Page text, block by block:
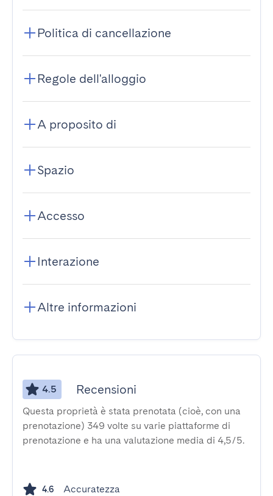
Politica di cancellazione
Regole dell'alloggio
A proposito di
Spazio
Accesso
Interazione
Altre informazioni
4.5 Recensioni
Questa proprietà è stata prenotata (cioè, con una
prenotazione) 349 volte su varie piattaforme di
prenotazione e ha una valutazione media di 4,5/5.
4.6 Accuratezza